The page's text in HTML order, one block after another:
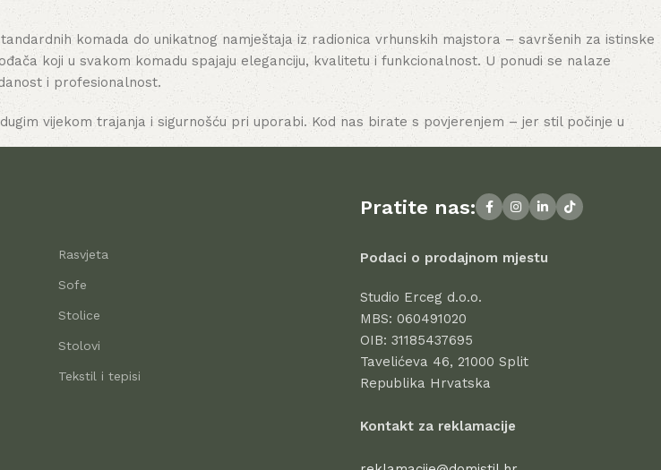
komada do unikatnog namještaja iz radionica vrhunskih majstora – savršenih za istinske
koji u svakom komadu spajaju eleganciju, kvalitetu i funkcionalnost. U ponudi se nalaze
i profesionalnost.
vijekom trajanja i sigurnošću pri uporabi. Kod nas birate s povjerenjem – jer stil počinje u
Rasvjeta
Sofe
Stolice
Stolovi
Tekstil i tepisi
Pratite nas:
Podaci o prodajnom mjestu
Studio Erceg d.o.o.
MBS: 060491020
OIB: 31185437695
Tavelićeva 46, 21000 Split
Republika Hrvatska
Kontakt za reklamacije